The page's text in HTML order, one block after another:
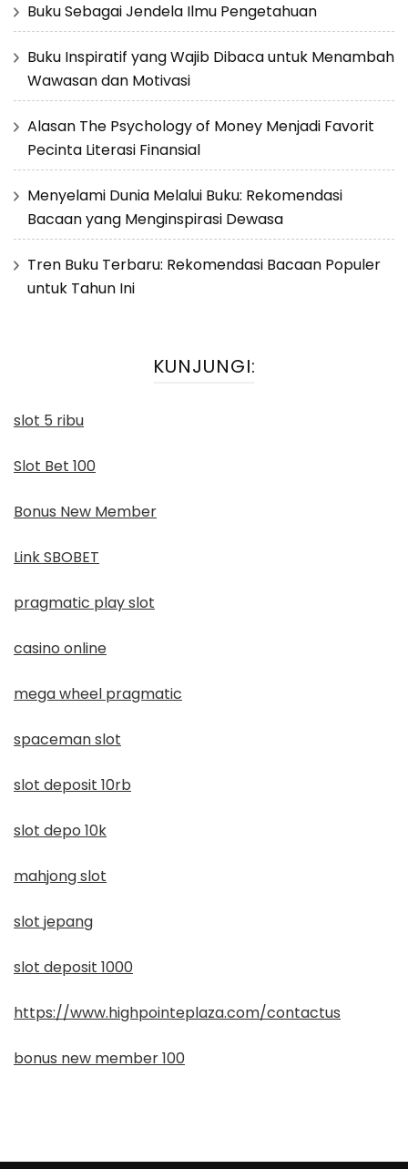
Buku Sebagai Jendela Ilmu Pengetahuan
Buku Inspiratif yang Wajib Dibaca untuk Menambah
Wawasan dan Motivasi
Alasan The Psychology of Money Menjadi Favorit
Pecinta Literasi Finansial
Menyelami Dunia Melalui Buku: Rekomendasi
Bacaan yang Menginspirasi Dewasa
Tren Buku Terbaru: Rekomendasi Bacaan Populer
untuk Tahun Ini
KUNJUNGI:
slot 5 ribu
Slot Bet 100
Bonus New Member
Link SBOBET
pragmatic play slot
casino online
mega wheel pragmatic
spaceman slot
slot deposit 10rb
slot depo 10k
mahjong slot
slot jepang
slot deposit 1000
https://www.highpointeplaza.com/contactus
bonus new member 100